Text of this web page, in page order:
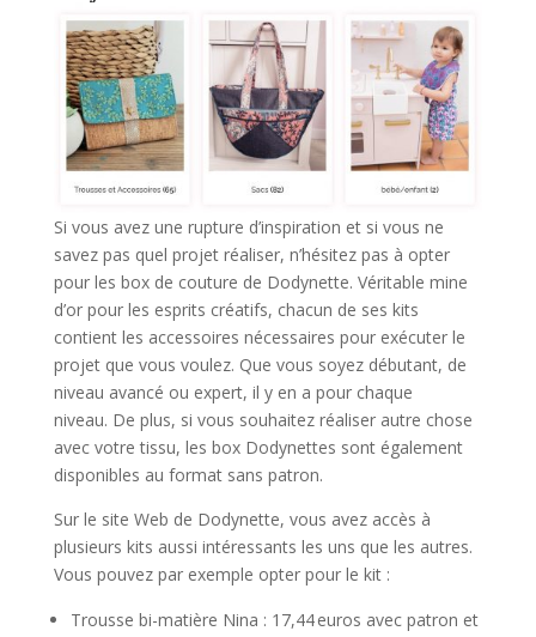
Si vous avez une rupture d’inspiration et si vous ne
savez pas quel projet réaliser, n’hésitez pas à opter
pour les box de couture de Dodynette. Véritable mine
d’or pour les esprits créatifs, chacun de ses kits
contient les accessoires nécessaires pour exécuter le
projet que vous voulez. Que vous soyez débutant, de
niveau avancé ou expert, il y en a pour chaque
niveau. De plus, si vous souhaitez réaliser autre chose
avec votre tissu, les box Dodynettes sont également
disponibles au format sans patron.
Sur le site Web de Dodynette, vous avez accès à
plusieurs kits aussi intéressants les uns que les autres.
Vous pouvez par exemple opter pour le kit :
Trousse bi-matière Nina : 17,44 euros avec patron et